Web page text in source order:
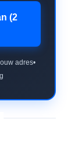
(2
adres•